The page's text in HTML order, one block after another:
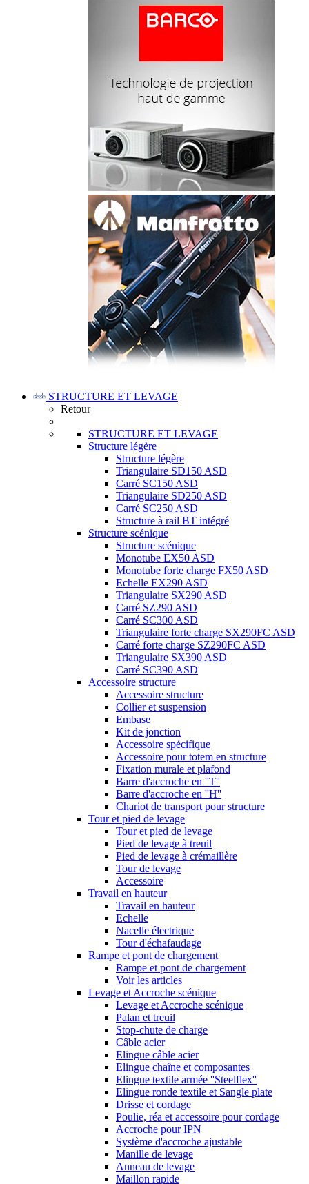
STRUCTURE ET LEVAGE
Retour
STRUCTURE ET LEVAGE
Structure légère
Structure légère
Triangulaire SD150 ASD
Carré SC150 ASD
Triangulaire SD250 ASD
Carré SC250 ASD
Structure à rail BT intégré
Structure scénique
Structure scénique
Monotube EX50 ASD
Monotube forte charge FX50 ASD
Echelle EX290 ASD
Triangulaire SX290 ASD
Carré SZ290 ASD
Carré SC300 ASD
Triangulaire forte charge SX290FC ASD
Carré forte charge SZ290FC ASD
Triangulaire SX390 ASD
Carré SC390 ASD
Accessoire structure
Accessoire structure
Collier et suspension
Embase
Kit de jonction
Accessoire spécifique
Accessoire pour totem en structure
Fixation murale et plafond
Barre d'accroche en ''T''
Barre d'accroche en ''H''
Chariot de transport pour structure
Tour et pied de levage
Tour et pied de levage
Pied de levage à treuil
Pied de levage à crémaillère
Tour de levage
Accessoire
Travail en hauteur
Travail en hauteur
Echelle
Nacelle électrique
Tour d'échafaudage
Rampe et pont de chargement
Rampe et pont de chargement
Voir les articles
Levage et Accroche scénique
Levage et Accroche scénique
Palan et treuil
Stop-chute de charge
Câble acier
Elingue câble acier
Elingue chaîne et composantes
Elingue textile armée ''Steelflex''
Elingue ronde textile et Sangle plate
Drisse et cordage
Poulie, réa et accessoire pour cordage
Accroche pour IPN
Système d'accroche ajustable
Manille de levage
Anneau de levage
Maillon rapide